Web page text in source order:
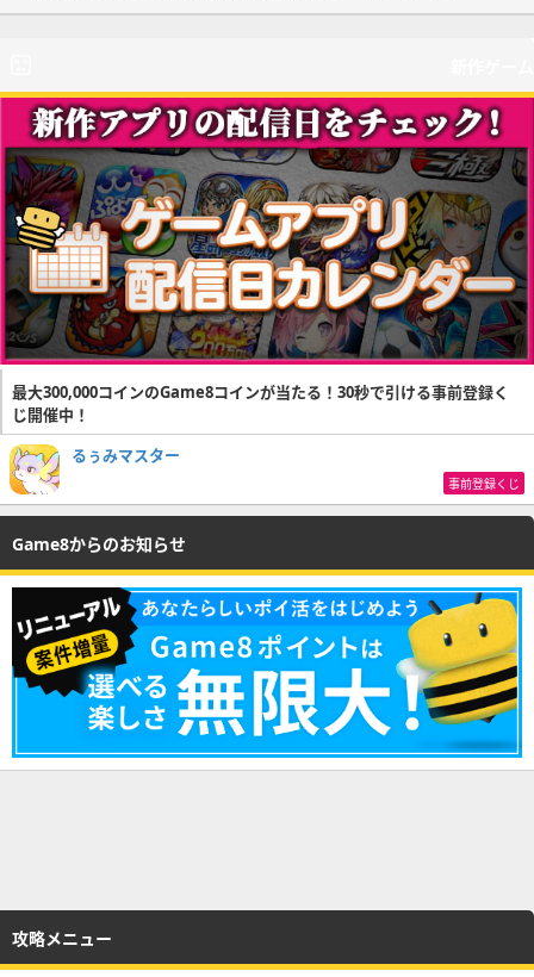
最大300,000コインのGame8コインが当たる！30秒で引ける事前登録く
じ開催中！
るぅみマスター
事前登録くじ
Game8からのお知らせ
攻略メニュー